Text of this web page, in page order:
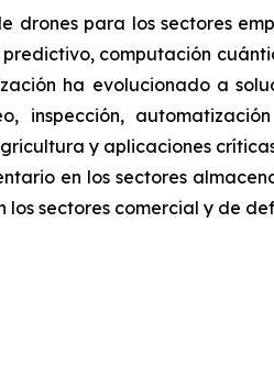
drones para los sectores
computación
ha evolucionado a
inspección,
y aplicaciones
en los sectores
sectores comercial y de